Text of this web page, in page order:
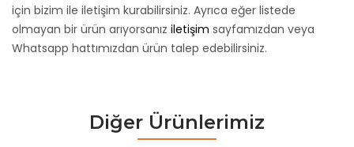
için bizim ile iletişim kurabilirsiniz. Ayrıca eğer listede
olmayan bir ürün arıyorsanız iletişim sayfamızdan veya
Whatsapp hattımızdan ürün talep edebilirsiniz.
Diğer Ürünlerimiz